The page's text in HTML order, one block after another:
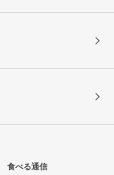
食べる通信